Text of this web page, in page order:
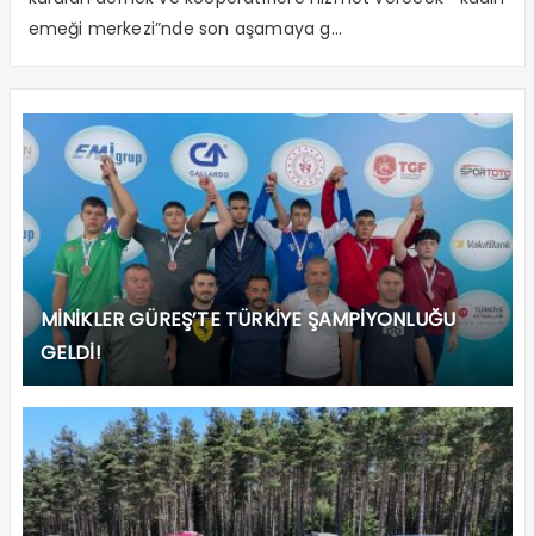
emeği merkezi”nde son aşamaya g...
MİNİKLER GÜREŞ’TE TÜRKİYE ŞAMPİYONLUĞU
GELDİ!